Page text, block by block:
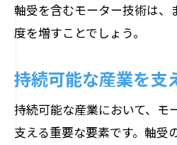
軸受を含むモーター技術は、
度を増すことでしょう。
持続可能な産業を支
持続可能な産業において、モ
支える重要な要素です。軸受